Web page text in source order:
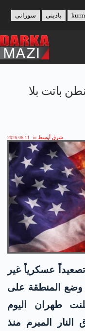
content
بادینی سورانی
باتت بلا
2026-06-11 in شرق أوسط
عسكرياً غير
وضع المنطقة على
طهران اليوم
المبرم منذ